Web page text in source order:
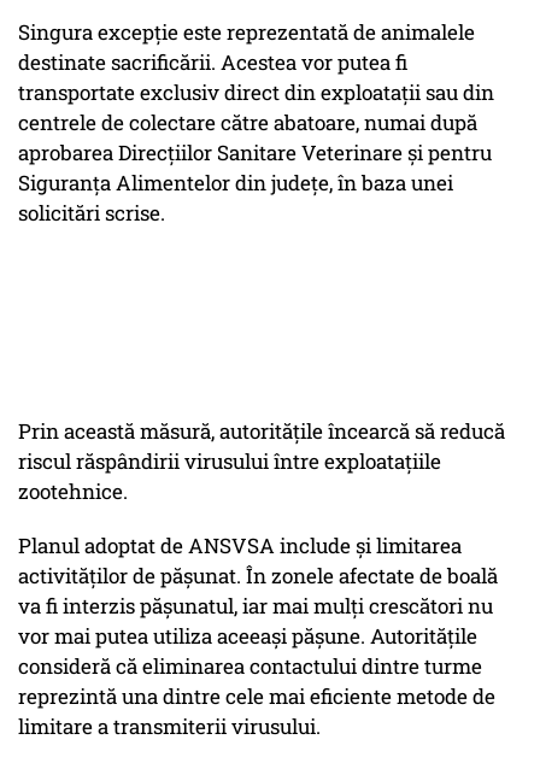
Singura excepție este reprezentată de animalele
destinate sacrificării. Acestea vor putea fi
transportate exclusiv direct din exploatații sau din
centrele de colectare către abatoare, numai după
aprobarea Direcțiilor Sanitare Veterinare și pentru
Siguranța Alimentelor din județe, în baza unei
solicitări scrise.
Prin această măsură, autoritățile încearcă să reducă
riscul răspândirii virusului între exploatațiile
zootehnice.
Planul adoptat de ANSVSA include și limitarea
activităților de pășunat. În zonele afectate de boală
va fi interzis pășunatul, iar mai mulți crescători nu
vor mai putea utiliza aceeași pășune. Autoritățile
consideră că eliminarea contactului dintre turme
reprezintă una dintre cele mai eficiente metode de
limitare a transmiterii virusului.